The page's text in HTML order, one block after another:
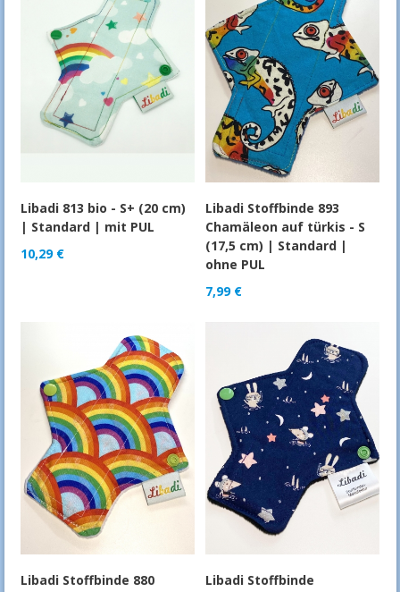
Libadi 813 bio - S+ (20 cm)
| Standard | mit PUL
10,29 €
Libadi Stoffbinde 893
Chamäleon auf türkis - S
(17,5 cm) | Standard |
ohne PUL
7,99 €
Libadi Stoffbinde 880
Libadi Stoffbinde